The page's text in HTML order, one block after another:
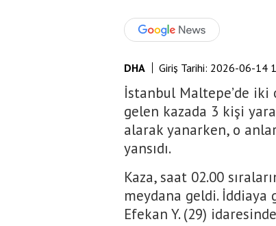
DHA Giriş Tarihi: 2026-06-14
İstanbul Maltepe’de iki
gelen kazada 3 kişi
alarak yanarken, o
yansıdı.
Kaza, saat 02.00
meydana geldi.
Efekan Y. (29)